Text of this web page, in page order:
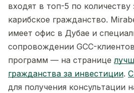
входят в топ-5 по количеству
карибское гражданство.
имеет офис в Дубае и
сопровождении GCC-
программ — на странице
гражданства за инвестиции.
для получения консультации